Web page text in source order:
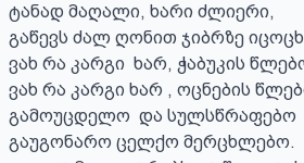
ტანად მაღალი, ხარი ძლიერი,
გაწევს ძალ ღონით ჯიბრზე
ვახ რა კარგი  ხარ, ჭაბუკის
ვახ რა კარგი ხარ , ოცნების
გამოუცდელო  და სულსწრაფებო
გაუგონარო ცელქო მერცხლებო.